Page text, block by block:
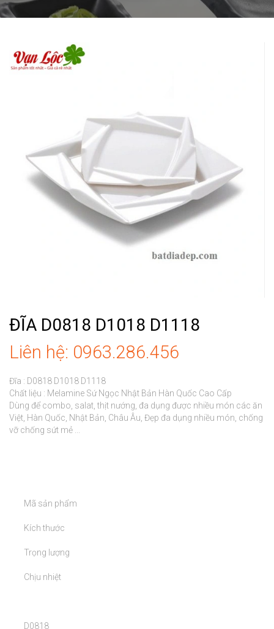
ĐĨA D0818 D1018 D1118
Liên hệ: 0963.286.456
Đĩa : D0818 D1018 D1118
Chất liệu : Melamine Sứ Ngọc Nhật Bản Hàn Quốc Cao Cấp
Dùng để combo, salat, thịt nướng, đa dụng được nhiều món các ăn
Việt, Hàn Quốc, Nhật Bản, Châu Âu, Đẹp đa dụng nhiều món, chống
vỡ chống sứt mẻ ...